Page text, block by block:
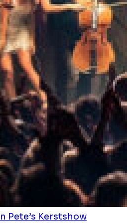
Pete’s Kerstshow